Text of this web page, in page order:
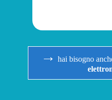
→ hai bisogno